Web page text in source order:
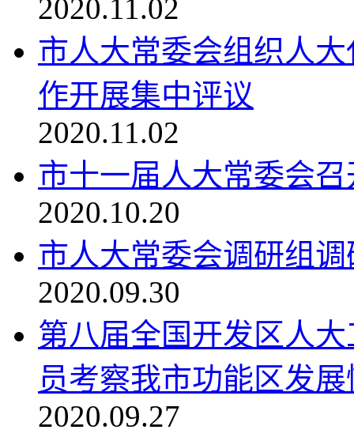
2020.11.02
市人大常委会组织人
作开展集中评议
2020.11.02
市十一届人大常委会
2020.10.20
市人大常委会调研组
2020.09.30
第八届全国开发区人
员考察我市功能区发
2020.09.27